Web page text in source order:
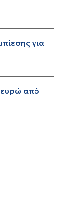
για
ευρώ από